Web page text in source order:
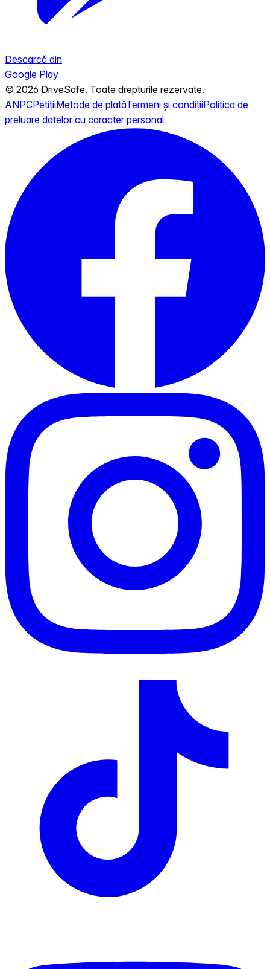
Descarcă din
Google Play
© 2026 DriveSafe. Toate drepturile rezervate.
ANPCPetițiiMetode de platăTermeni și condițiiPolitica de
preluare datelor cu caracter personal